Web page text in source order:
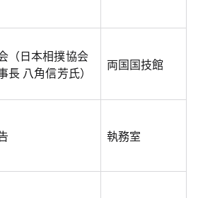
（日本相撲協会
長 八角信芳氏）
両国国技館
執務室